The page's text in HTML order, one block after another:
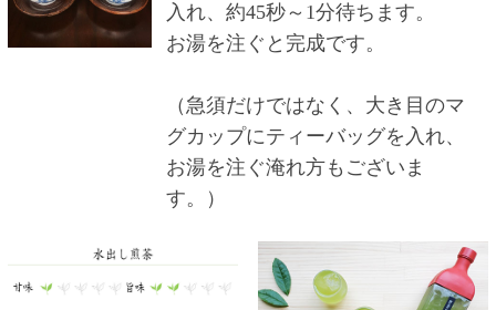
入れ、約45秒～1分待ちます。
お湯を注ぐと完成です。
（急須だけではなく、大き目のマ
グカップにティーバッグを入れ、
お湯を注ぐ淹れ方もございま
す。）